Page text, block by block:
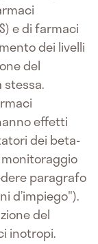
e di farmaci
dei livelli
del
effetti
dei beta-
paragrafo
d’impiego").
del
inotropi.